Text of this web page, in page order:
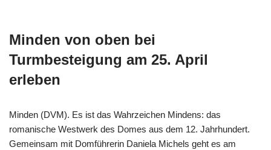
Minden von oben bei
Turmbesteigung am 25. April
erleben
Minden (DVM). Es ist das Wahrzeichen Mindens: das
romanische Westwerk des Domes aus dem 12. Jahrhundert.
Gemeinsam mit Domführerin Daniela Michels geht es am